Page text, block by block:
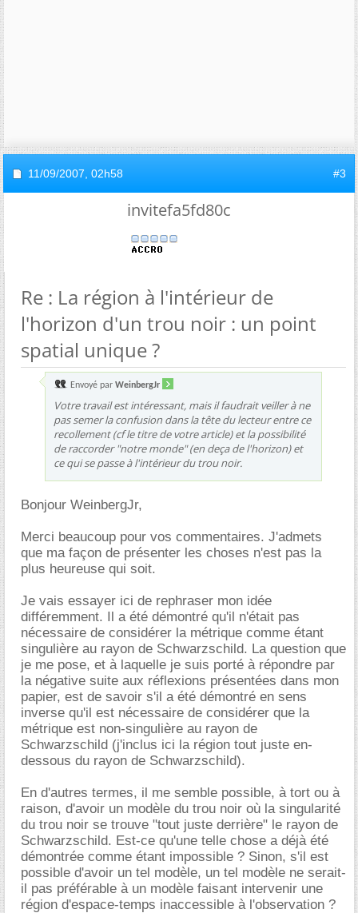
11/09/2007, 02h58 #3
invitefa5fd80c
Re : La région à l'intérieur de
l'horizon d'un trou noir : un point
spatial unique ?
Envoyé par WeinbergJr
Votre travail est intéressant, mais il faudrait veiller à ne
pas semer la confusion dans la tête du lecteur entre ce
recollement (cf le titre de votre article) et la possibilité
de raccorder "notre monde" (en deça de l'horizon) et
ce qui se passe à l'intérieur du trou noir.
Bonjour WeinbergJr,
Merci beaucoup pour vos commentaires. J'admets
que ma façon de présenter les choses n'est pas la
plus heureuse qui soit.
Je vais essayer ici de rephraser mon idée
différemment. Il a été démontré qu'il n'était pas
nécessaire de considérer la métrique comme étant
singulière au rayon de Schwarzschild. La question que
je me pose, et à laquelle je suis porté à répondre par
la négative suite aux réflexions présentées dans mon
papier, est de savoir s'il a été démontré en sens
inverse qu'il est nécessaire de considérer que la
métrique est non-singulière au rayon de
Schwarzschild (j'inclus ici la région tout juste en-
dessous du rayon de Schwarzschild).
En d'autres termes, il me semble possible, à tort ou à
raison, d'avoir un modèle du trou noir où la singularité
du trou noir se trouve "tout juste derrière" le rayon de
Schwarzschild. Est-ce qu'une telle chose a déjà été
démontrée comme étant impossible ? Sinon, s'il est
possible d'avoir un tel modèle, un tel modèle ne serait-
il pas préférable à un modèle faisant intervenir une
région d'espace-temps inaccessible à l'observation ?